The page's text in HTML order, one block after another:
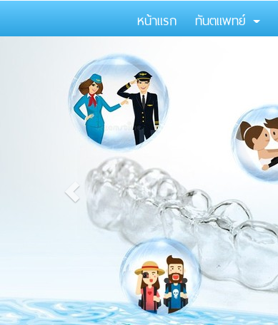
หน้าแรก ทันตแพทย์